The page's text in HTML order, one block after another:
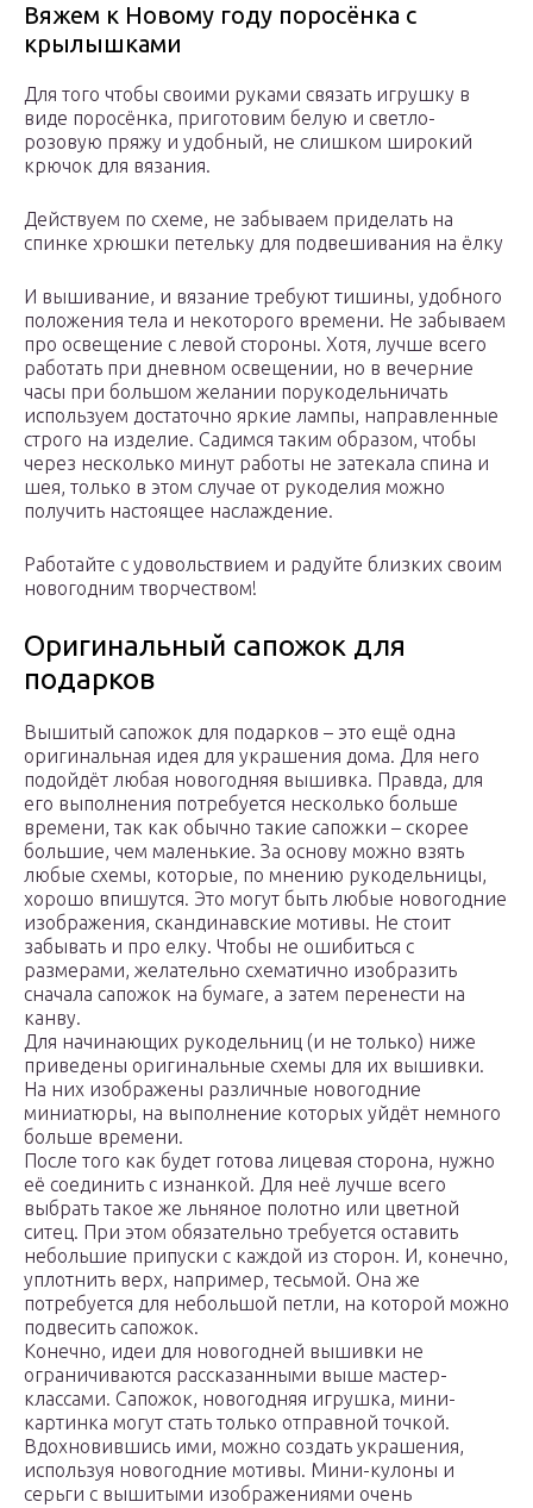
Вяжем к Новому году поросёнка с
крылышками
Для того чтобы своими руками связать игрушку в
виде поросёнка, приготовим белую и светло-
розовую пряжу и удобный, не слишком широкий
крючок для вязания.
Действуем по схеме, не забываем приделать на
спинке хрюшки петельку для подвешивания на ёлку
И вышивание, и вязание требуют тишины, удобного
положения тела и некоторого времени. Не забываем
про освещение с левой стороны. Хотя, лучше всего
работать при дневном освещении, но в вечерние
часы при большом желании порукодельничать
используем достаточно яркие лампы, направленные
строго на изделие. Садимся таким образом, чтобы
через несколько минут работы не затекала спина и
шея, только в этом случае от рукоделия можно
получить настоящее наслаждение.
Работайте с удовольствием и радуйте близких своим
новогодним творчеством!
Оригинальный сапожок для
подарков
Вышитый сапожок для подарков – это ещё одна
оригинальная идея для украшения дома. Для него
подойдёт любая новогодняя вышивка. Правда, для
его выполнения потребуется несколько больше
времени, так как обычно такие сапожки – скорее
большие, чем маленькие. За основу можно взять
любые схемы, которые, по мнению рукодельницы,
хорошо впишутся. Это могут быть любые новогодние
изображения, скандинавские мотивы. Не стоит
забывать и про елку. Чтобы не ошибиться с
размерами, желательно схематично изобразить
сначала сапожок на бумаге, а затем перенести на
канву.
Для начинающих рукодельниц (и не только) ниже
приведены оригинальные схемы для их вышивки.
На них изображены различные новогодние
миниатюры, на выполнение которых уйдёт немного
больше времени.
После того как будет готова лицевая сторона, нужно
её соединить с изнанкой. Для неё лучше всего
выбрать такое же льняное полотно или цветной
ситец. При этом обязательно требуется оставить
небольшие припуски с каждой из сторон. И, конечно,
уплотнить верх, например, тесьмой. Она же
потребуется для небольшой петли, на которой можно
подвесить сапожок.
Конечно, идеи для новогодней вышивки не
ограничиваются рассказанными выше мастер-
классами. Сапожок, новогодняя игрушка, мини-
картинка могут стать только отправной точкой.
Вдохновившись ими, можно создать украшения,
используя новогодние мотивы. Мини-кулоны и
серьги с вышитыми изображениями очень